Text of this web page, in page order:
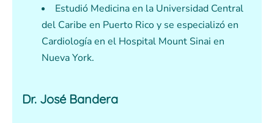
Estudió Medicina en la Universidad Central
del Caribe en Puerto Rico y se especializó en
Cardiología en el Hospital Mount Sinai en
Nueva York.
Dr. José Bandera